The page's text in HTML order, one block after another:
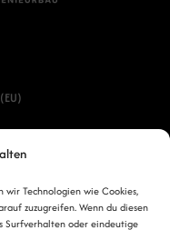
wir Technologien wie Cookies,
zuzugreifen. Wenn du diesen
Surfverhalten oder eindeutige